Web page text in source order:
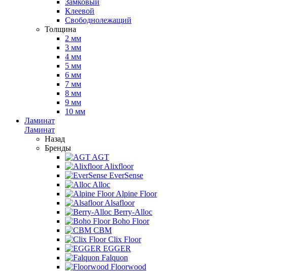
Замковый
Клеевой
Свободнолежащий
Толщина
2 мм
3 мм
4 мм
5 мм
6 мм
7 мм
8 мм
9 мм
10 мм
Ламинат
Ламинат
Назад
Бренды
AGT
Alixfloor
EverSense
Alloc
Alpine Floor
Alsafloor
Berry-Alloc
Boho Floor
CBM
Clix Floor
EGGER
Falquon
Floorwood